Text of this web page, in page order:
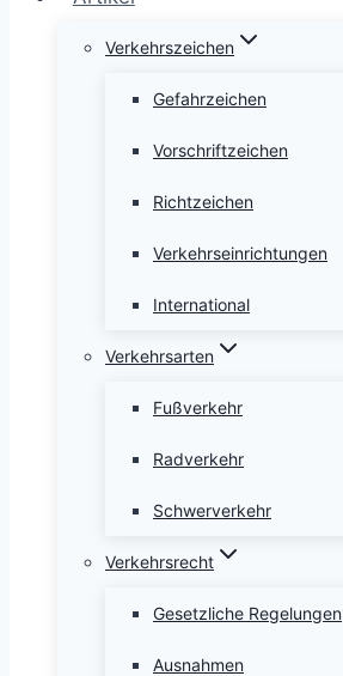
Verkehrszeichen
Gefahrzeichen
Vorschriftzeichen
Richtzeichen
Verkehrseinrichtungen
International
Verkehrsarten
Fußverkehr
Radverkehr
Schwerverkehr
Verkehrsrecht
Gesetzliche Regelungen
Ausnahmen